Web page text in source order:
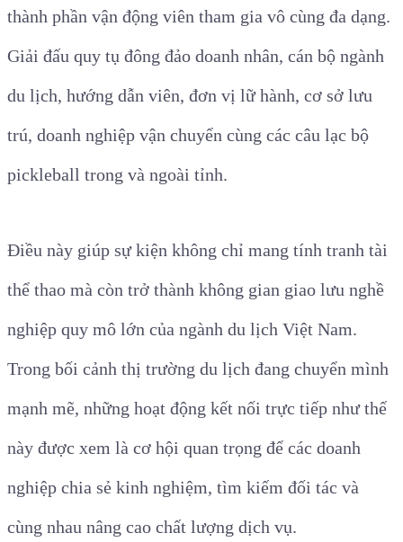
thành phần vận động viên tham gia vô cùng đa dạng.
Giải đấu quy tụ đông đảo doanh nhân, cán bộ ngành
du lịch, hướng dẫn viên, đơn vị lữ hành, cơ sở lưu
trú, doanh nghiệp vận chuyển cùng các câu lạc bộ
pickleball trong và ngoài tỉnh.
Điều này giúp sự kiện không chỉ mang tính tranh tài
thể thao mà còn trở thành không gian giao lưu nghề
nghiệp quy mô lớn của ngành du lịch Việt Nam.
Trong bối cảnh thị trường du lịch đang chuyển mình
mạnh mẽ, những hoạt động kết nối trực tiếp như thế
này được xem là cơ hội quan trọng để các doanh
nghiệp chia sẻ kinh nghiệm, tìm kiếm đối tác và
cùng nhau nâng cao chất lượng dịch vụ.